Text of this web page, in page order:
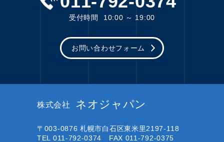
受付時間 10:00 ～ 19:00
お問い合わせフォーム
株式会社 ネオジャパン
〒003-0876 札幌市白石区東米里2197-118
TEL 011-792-0374 FAX 011-792-0375